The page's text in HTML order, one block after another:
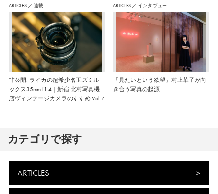
ARTICLES ／ 連載
非公開: ライカの超希少名玉ズミル
ックス35mm f1.4｜新宿 北村写真機
店ヴィンテージカメラのすすめ Vol.7
ARTICLES ／ インタヴュー
「見たいという欲望」村上華子が向
き合う写真の起源
カテゴリで探す
ARTICLES